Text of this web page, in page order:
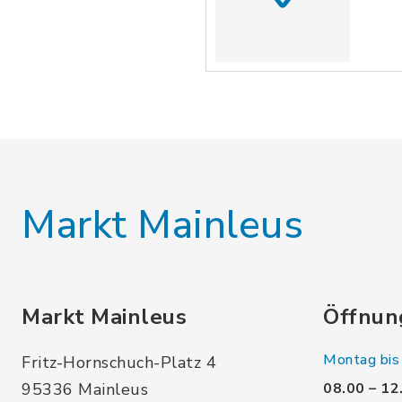
Markt Mainleus
Markt Mainleus
Fritz-Hornschuch-Platz 4
95336 Mainleus
Montag
08.00 –